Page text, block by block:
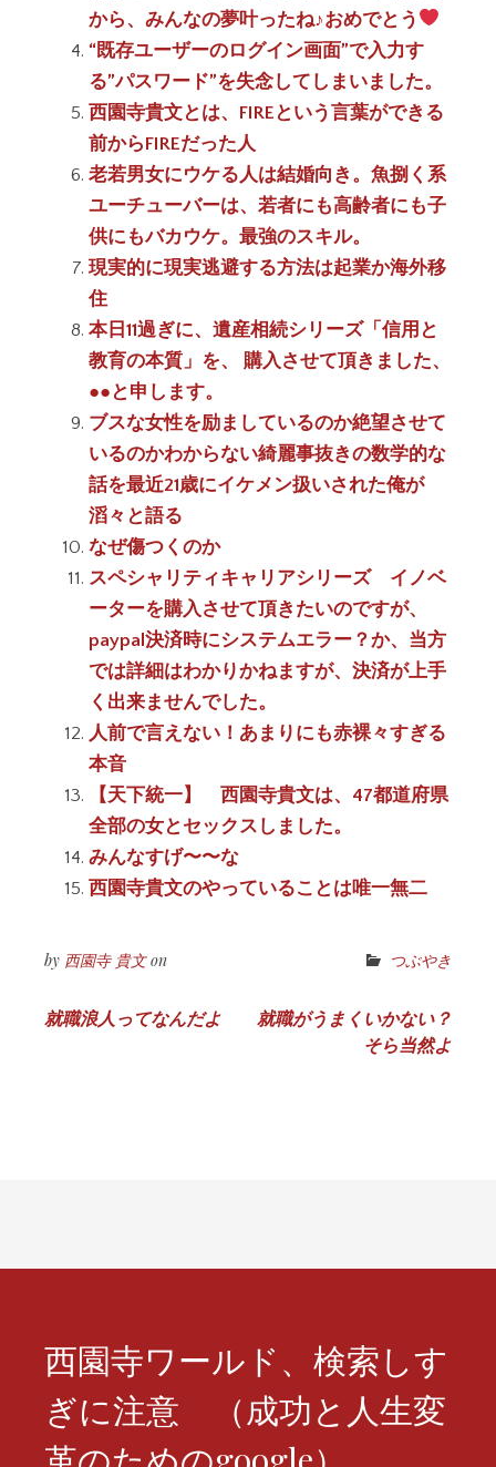
から、みんなの夢叶ったね♪おめでとう
“既存ユーザーのログイン画面”で入力す
る”パスワード”を失念してしまいました。
西園寺貴文とは、FIREという言葉ができる
前からFIREだった人
老若男女にウケる人は結婚向き。魚捌く系
ユーチューバーは、若者にも高齢者にも子
供にもバカウケ。最強のスキル。
現実的に現実逃避する方法は起業か海外移
住
本日11過ぎに、遺産相続シリーズ「信用と
教育の本質」を、 購入させて頂きました、
●●と申します。
ブスな女性を励ましているのか絶望させて
いるのかわからない綺麗事抜きの数学的な
話を最近21歳にイケメン扱いされた俺が
滔々と語る
なぜ傷つくのか
スペシャリティキャリアシリーズ イノベ
ーターを購入させて頂きたいのですが、
paypal決済時にシステムエラー？か、当方
では詳細はわかりかねますが、決済が上手
く出来ませんでした。
人前で言えない！あまりにも赤裸々すぎる
本音
【天下統一】 西園寺貴文は、47都道府県
全部の女とセックスしました。
みんなすげ〜〜な
西園寺貴文のやっていることは唯一無二
by 西園寺 貴文on つぶやき
投
ン
就職浪人ってなんだよ
就職がうまくいかない？
そら当然よ
西園寺ワールド、検索しす
ぎに注意 （成功と人生変